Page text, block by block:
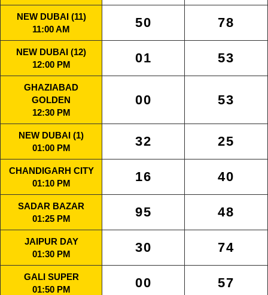
NEW DUBAI (11)
11:00 AM
50 78
NEW DUBAI (12)
12:00 PM
01 53
GHAZIABAD
GOLDEN
12:30 PM
00 53
NEW DUBAI (1)
01:00 PM
32 25
CHANDIGARH CITY
01:10 PM
16 40
SADAR BAZAR
01:25 PM
95 48
JAIPUR DAY
01:30 PM
30 74
GALI SUPER
01:50 PM
00 57